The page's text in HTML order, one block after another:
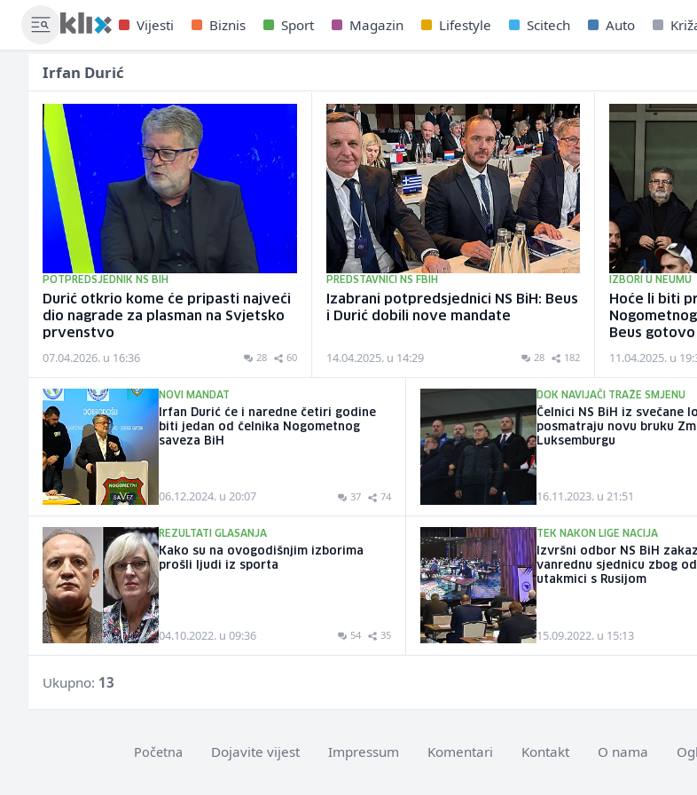
Vijesti Biznis Sport Magazin Lifestyle Scitech Auto
Irfan Durić
POTPREDSJEDNIK NS BIH
Durić otkrio kome će pripasti najveći
dio nagrade za plasman na Svjetsko
prvenstvo
07.04.2026. u 16:36 28 60
PREDSTAVNICI NS FBIH
Izabrani potpredsjednici NS BiH: Beus
i Durić dobili nove mandate
14.04.2025. u 14:29 28 182
IZBORI U NEUMU
Hoće li biti
Beus
11.04.2025. u
NOVI MANDAT
Irfan Durić će i naredne četiri godine
biti jedan od čelnika Nogometnog
saveza BiH
06.12.2024. u 20:07 37 74
DOK NAVIJAČI TRAŽE SMJENU
Čelnici NS BiH iz svečane
posmatraju novu bruku
Luksemburgu
16.11.2023. u 21:51
REZULTATI GLASANJA
Kako su na ovogodišnjim izborima
prošli ljudi iz sporta
04.10.2022. u 09:36 54 35
TEK NAKON LIGE NACIJA
Izvršni odbor NS BiH
vanrednu sjednicu zbog
utakmici s Rusijom
15.09.2022. u 15:13
Ukupno: 13
Početna Dojavite vijest Impressum Komentari Kontakt O nama